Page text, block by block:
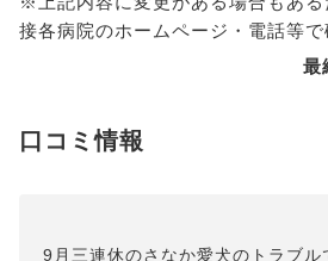
接各病院のホームページ・電話等で
最
口コミ情報
9月三連休のさなか愛犬のトラブ